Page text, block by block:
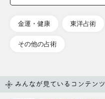
金運・健康 東洋占術
その他の占術
みんなが見ているコンテンツ